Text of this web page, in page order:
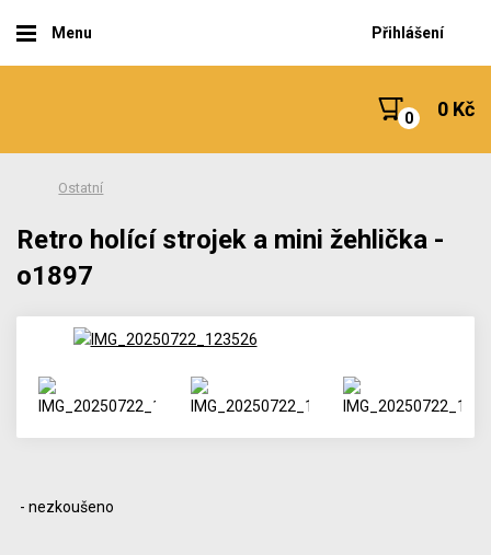
Menu Přihlášení
0 Kč
Ostatní
Retro holící strojek a mini žehlička -
o1897
- nezkoušeno